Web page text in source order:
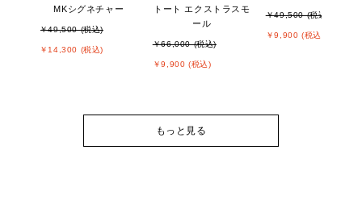
MKシグネチャー
￥49,500 (税込)
￥14,300 (税込)
トート エクストラスモ
ール
￥66,000 (税込)
￥9,900 (税込)
￥49,500 (税込)
￥9,900 (税込)
もっと見る